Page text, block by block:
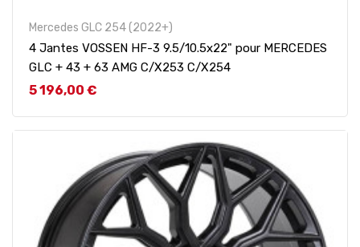
Mercedes GLC 254 (2022+)
4 Jantes VOSSEN HF-3 9.5/10.5x22" pour MERCEDES
GLC + 43 + 63 AMG C/X253 C/X254
Prix
5 196,00 €